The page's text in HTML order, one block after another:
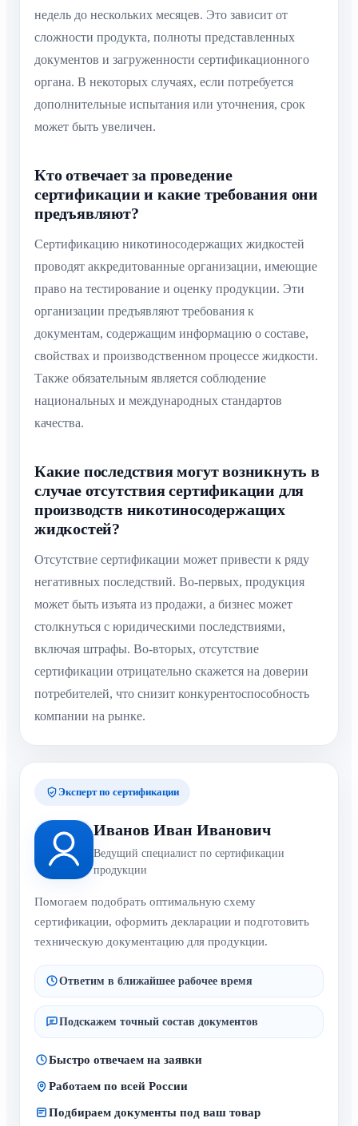
недель до нескольких месяцев. Это зависит от
сложности продукта, полноты представленных
документов и загруженности сертификационного
органа. В некоторых случаях, если потребуется
дополнительные испытания или уточнения, срок
может быть увеличен.
Кто отвечает за проведение
сертификации и какие требования они
предъявляют?
Сертификацию никотиносодержащих жидкостей
проводят аккредитованные организации, имеющие
право на тестирование и оценку продукции. Эти
организации предъявляют требования к
документам, содержащим информацию о составе,
свойствах и производственном процессе жидкости.
Также обязательным является соблюдение
национальных и международных стандартов
качества.
Какие последствия могут возникнуть в
случае отсутствия сертификации для
производств никотиносодержащих
жидкостей?
Отсутствие сертификации может привести к ряду
негативных последствий. Во-первых, продукция
может быть изъята из продажи, а бизнес может
столкнуться с юридическими последствиями,
включая штрафы. Во-вторых, отсутствие
сертификации отрицательно скажется на доверии
потребителей, что снизит конкурентоспособность
компании на рынке.
Эксперт по сертификации
Иванов Иван Иванович
Ведущий специалист по сертификации
продукции
Помогаем подобрать оптимальную схему
сертификации, оформить декларации и подготовить
техническую документацию для продукции.
Ответим в ближайшее рабочее время
Подскажем точный состав документов
Быстро отвечаем на заявки
Работаем по всей России
Подбираем документы под ваш товар